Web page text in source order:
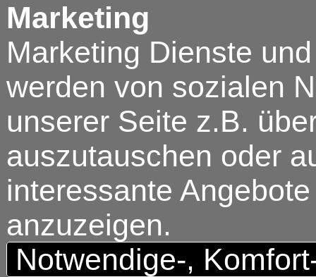
Marketing
Marketing Dienste
werden von sozialen
unserer Seite z.B.
auszutauschen oder
interessante
anzuzeigen.
Notwendige-,